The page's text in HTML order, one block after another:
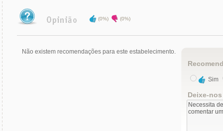
(0%) (0%)
Não existem recomendações para este estabelecimento.
Sim
Deixe-